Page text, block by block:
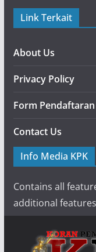
Link Terkait
About Us
Privacy Policy
Form Pendaftaran
Contact Us
Info Media KPK
Contains all
additional